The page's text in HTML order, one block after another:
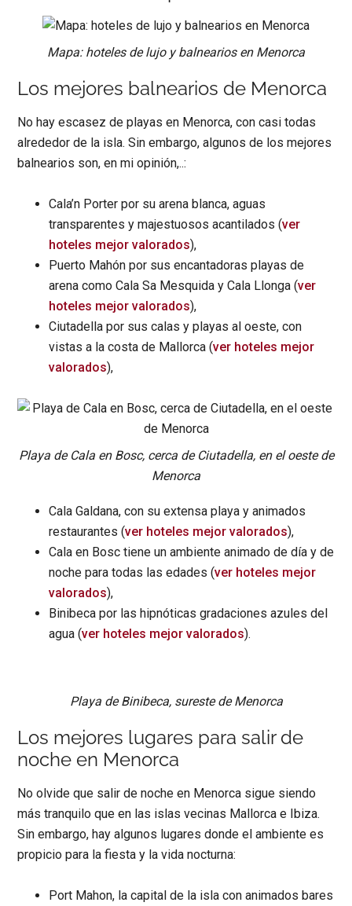
Mapa: hoteles de lujo y balnearios en Menorca
Los mejores balnearios de Menorca
No hay escasez de playas en Menorca, con casi todas
alrededor de la isla. Sin embargo, algunos de los mejores
balnearios son, en mi opinión,..:
Cala’n Porter por su arena blanca, aguas
transparentes y majestuosos acantilados (ver
hoteles mejor valorados),
Puerto Mahón por sus encantadoras playas de
arena como Cala Sa Mesquida y Cala Llonga (ver
hoteles mejor valorados),
Ciutadella por sus calas y playas al oeste, con
vistas a la costa de Mallorca (ver hoteles mejor
valorados),
Playa de Cala en Bosc, cerca de Ciutadella, en el oeste de
Menorca
Cala Galdana, con su extensa playa y animados
restaurantes (ver hoteles mejor valorados),
Cala en Bosc tiene un ambiente animado de día y de
noche para todas las edades (ver hoteles mejor
valorados),
Binibeca por las hipnóticas gradaciones azules del
agua (ver hoteles mejor valorados).
Playa de Binibeca, sureste de Menorca
Los mejores lugares para salir de
noche en Menorca
No olvide que salir de noche en Menorca sigue siendo
más tranquilo que en las islas vecinas Mallorca e Ibiza.
Sin embargo, hay algunos lugares donde el ambiente es
propicio para la fiesta y la vida nocturna:
Port Mahon, la capital de la isla con animados bares